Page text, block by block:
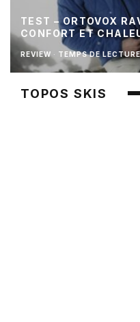
TEST – ORTOVOX
CONFORT ET
REVIEW · TEMPS DE
TOPOS SKIS